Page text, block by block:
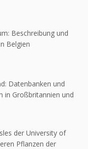
Beschreibung und
Belgien
Datenbanken und
in Großbritannien und
der University of
Pflanzen der